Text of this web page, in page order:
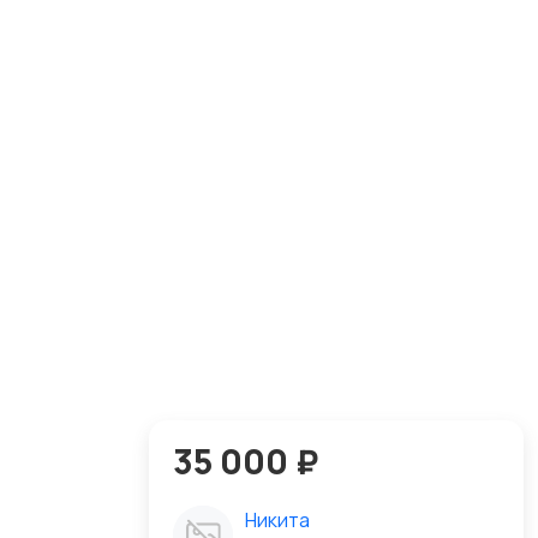
35 000 ₽
Никита